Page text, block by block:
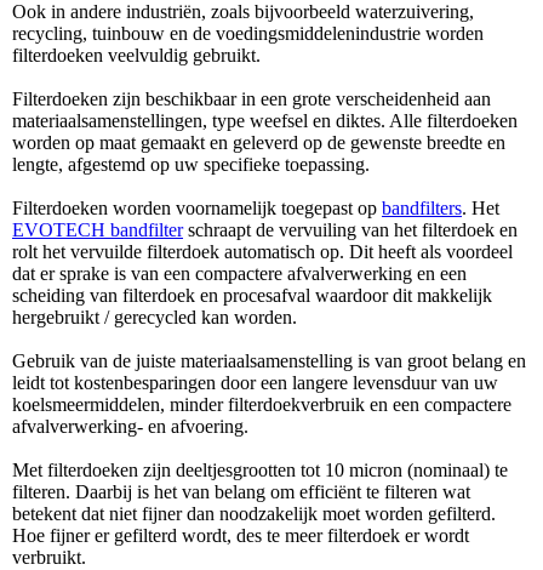
Ook in andere industriën, zoals bijvoorbeeld waterzuivering,
recycling, tuinbouw en de voedingsmiddelenindustrie worden
filterdoeken veelvuldig gebruikt.
Filterdoeken zijn beschikbaar in een grote verscheidenheid aan
materiaalsamenstellingen, type weefsel en diktes. Alle filterdoeken
worden op maat gemaakt en geleverd op de gewenste breedte en
lengte, afgestemd op uw specifieke toepassing.
Filterdoeken worden voornamelijk toegepast op bandfilters. Het
EVOTECH bandfilterschraapt de vervuiling van het filterdoek en
rolt het vervuilde filterdoek automatisch op. Dit heeft als voordeel
dat er sprake is van een compactere afvalverwerking en een
scheiding van filterdoek en procesafval waardoor dit makkelijk
hergebruikt / gerecycled kan worden.
Gebruik van de juiste materiaalsamenstelling is van groot belang en
leidt tot kostenbesparingen door een langere levensduur van uw
koelsmeermiddelen, minder filterdoekverbruik en een compactere
afvalverwerking- en afvoering.
Met filterdoeken zijn deeltjesgrootten tot 10 micron (nominaal) te
filteren. Daarbij is het van belang om efficiënt te filteren wat
betekent dat niet fijner dan noodzakelijk moet worden gefilterd.
Hoe fijner er gefilterd wordt, des te meer filterdoek er wordt
verbruikt.